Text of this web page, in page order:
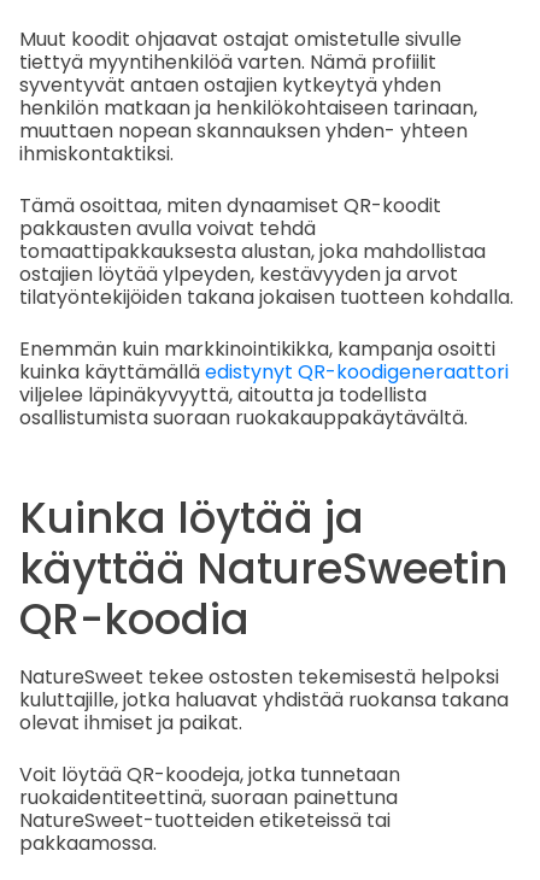
Muut koodit ohjaavat ostajat omistetulle sivulle
tiettyä myyntihenkilöä varten. Nämä profiilit
syventyvät antaen ostajien kytkeytyä yhden
henkilön matkaan ja henkilökohtaiseen tarinaan,
muuttaen nopean skannauksen yhden- yhteen
ihmiskontaktiksi.
Tämä osoittaa, miten dynaamiset QR-koodit
pakkausten avulla voivat tehdä
tomaattipakkauksesta alustan, joka mahdollistaa
ostajien löytää ylpeyden, kestävyyden ja arvot
tilatyöntekijöiden takana jokaisen tuotteen kohdalla.
Enemmän kuin markkinointikikka, kampanja osoitti
kuinka käyttämälläedistynyt QR-koodigeneraattori
viljelee läpinäkyvyyttä, aitoutta ja todellista
osallistumista suoraan ruokakauppakäytävältä.
Kuinka löytää ja
käyttää NatureSweetin
QR-koodia
NatureSweet tekee ostosten tekemisestä helpoksi
kuluttajille, jotka haluavat yhdistää ruokansa takana
olevat ihmiset ja paikat.
Voit löytää QR-koodeja, jotka tunnetaan
ruokaidentiteettinä, suoraan painettuna
NatureSweet-tuotteiden etiketeissä tai
pakkaamossa.